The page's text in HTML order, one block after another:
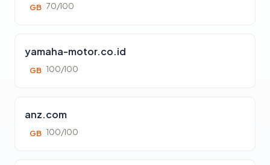
GB 70/100
yamaha-motor.co.id
GB 100/100
anz.com
GB 100/100